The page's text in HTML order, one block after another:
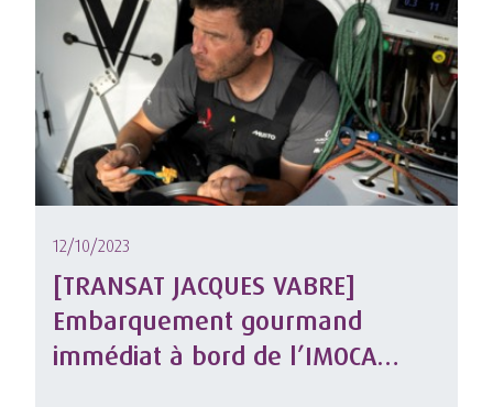
12/10/2023
[TRANSAT JACQUES VABRE]
Embarquement gourmand
immédiat à bord de l’IMOCA